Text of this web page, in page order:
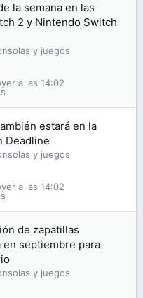
la semana en las
2 y Nintendo Switch
y juegos
a las 14:02
estará en la
Deadline
y juegos
a las 14:02
de zapatillas
en septiembre para
y juegos